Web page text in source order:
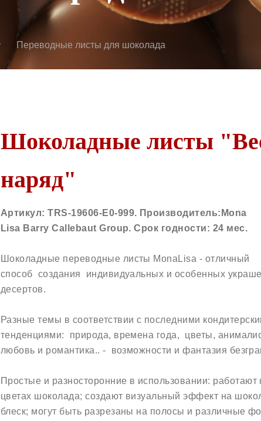
Переводные листы для шоколада
Шоколадные листы
наряд"
Артикул:TRS-19606-E0-999. Производитель: Mona
Lisa Barry Callebaut Group.Срок годности: 24 мес.
Шоколадные переводные листы MonaLisa - отличный
способ создания индивидуальных и особенных
десертов.
Разные темы в соответствии с последними
тенденциями: природа, времена года, цветы,
любовь и романтика.. - возможности и фантазия
Простые и разносторонние в использовании: работают
цветах шоколада; создают визуальный эффект на
блеск; могут быть разрезаны на полосы и различные